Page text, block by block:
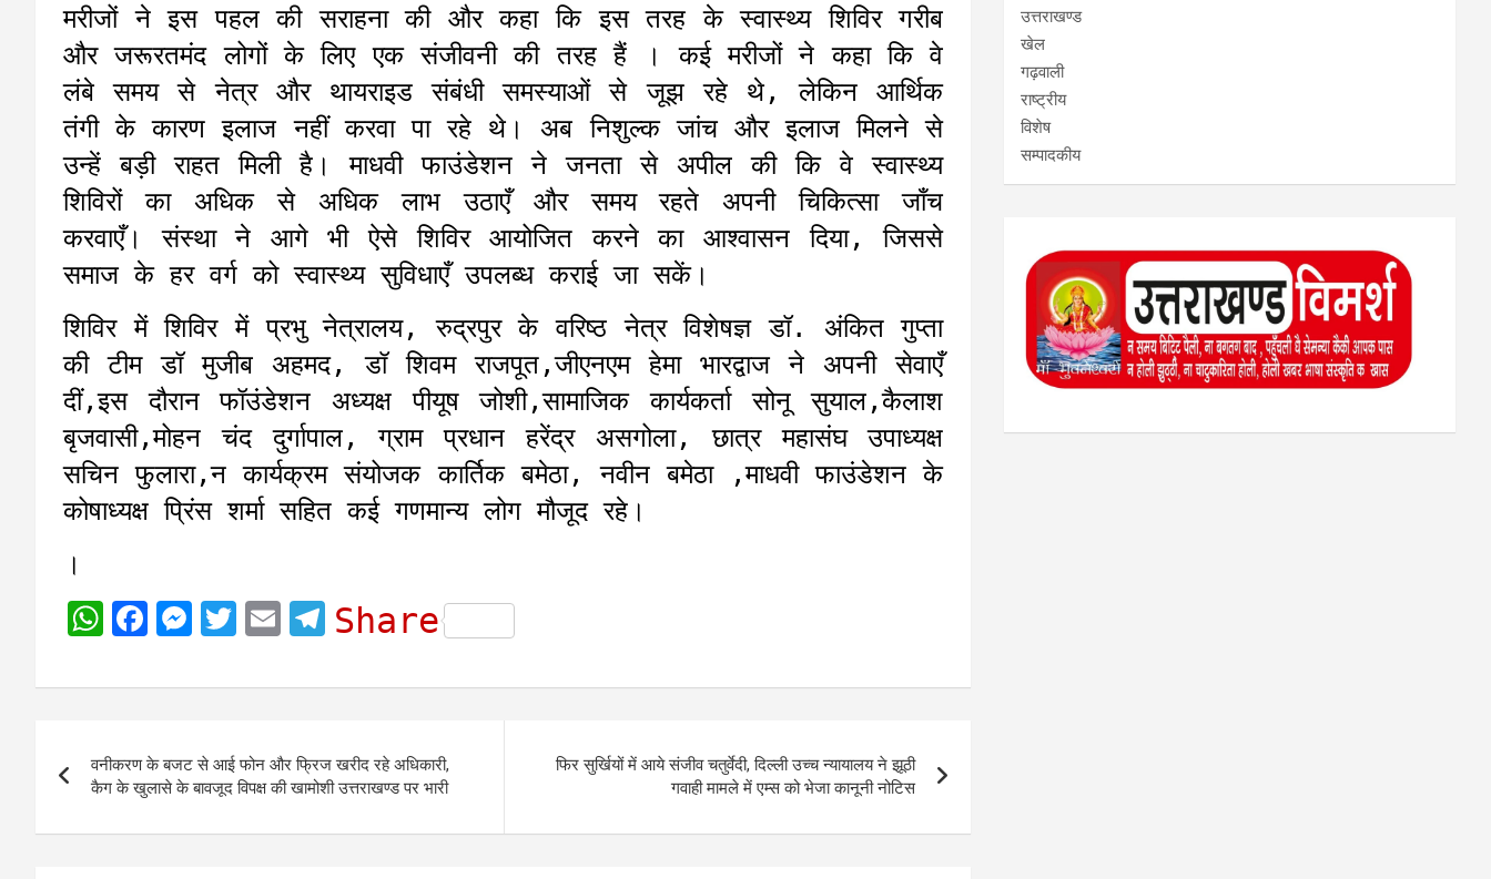
मरीजों ने इस पहल की सराहना की और कहा कि इस तरह के स्वास्थ्य शिविर गरीब
और जरूरतमंद लोगों के लिए एक संजीवनी की तरह हैं । कई मरीजों ने कहा कि वे
लंबे समय से नेत्र और थायराइड संबंधी समस्याओं से जूझ रहे थे, लेकिन आर्थिक
तंगी के कारण इलाज नहीं करवा पा रहे थे। अब निशुल्क जांच और इलाज मिलने से
उन्हें बड़ी राहत मिली है। माधवी फाउंडेशन ने जनता से अपील की कि वे स्वास्थ्य
शिविरों का अधिक से अधिक लाभ उठाएँ और समय रहते अपनी चिकित्सा जाँच
करवाएँ। संस्था ने आगे भी ऐसे शिविर आयोजित करने का आश्वासन दिया, जिससे
समाज के हर वर्ग को स्वास्थ्य सुविधाएँ उपलब्ध कराई जा सकें।
शिविर में शिविर में प्रभु नेत्रालय, रुद्रपुर के वरिष्ठ नेत्र विशेषज्ञ डॉ. अंकित गुप्ता
की टीम डॉ मुजीब अहमद, डॉ शिवम राजपूत,जीएनएम हेमा भारद्वाज ने अपनी सेवाएँ
दीं,इस दौरान फॉउंडेशन अध्यक्ष पीयूष जोशी,सामाजिक कार्यकर्ता सोनू सुयाल,कैलाश
बृजवासी,मोहन चंद दुर्गापाल, ग्राम प्रधान हरेंद्र असगोला, छात्र महासंघ उपाध्यक्ष
सचिन फुलारा,न कार्यक्रम संयोजक कार्तिक बमेठा, नवीन बमेठा ,माधवी फाउंडेशन के
कोषाध्यक्ष प्रिंस शर्मा सहित कई गणमान्य लोग मौजूद रहे।
।
W
a
s
A
p
F
c
b
o
o
M
s
e
n
g
T
i
t
e
r
E
a
l
T
l
g
r
a
Share
navigation
वनीकरण के बजट से आई फोन और फ्रिज खरीद रहे अधिकारी,
कैग के खुलासे के बावजूद विपक्ष की खामोशी उत्तराखण्ड पर भारी
फिर सुर्खियों में आये संजीव चतुर्वेदी, दिल्ली उच्च न्यायालय ने झूठी
गवाही मामले में एम्स को भेजा कानूनी नोटिस
उत्तराखण्ड
खेल
गढ़वाली
राष्ट्रीय
विशेष
सम्पादकीय